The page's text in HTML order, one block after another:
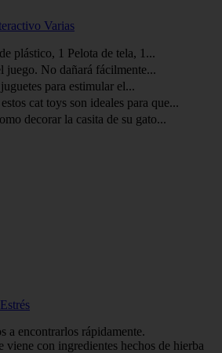
Varias
plástico, 1 Pelota de tela, 1...
juego. No dañará fácilmente...
para estimular el...
cat toys son ideales para que...
decorar la casita de su gato...
a encontrarlos rápidamente.
con ingredientes hechos de hierba